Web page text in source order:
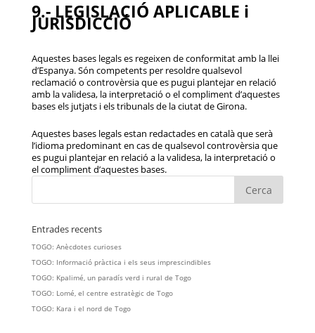
9.- LEGISLACIÓ APLICABLE i
JURISDICCIÓ
Aquestes bases legals es regeixen de conformitat amb la llei
d’Espanya. Són competents per resoldre qualsevol
reclamació o controvèrsia que es pugui plantejar en relació
amb la validesa, la interpretació o el compliment d’aquestes
bases els jutjats i els tribunals de la ciutat de Girona.
Aquestes bases legals estan redactades en català que serà
l’idioma predominant en cas de qualsevol controvèrsia que
es pugui plantejar en relació a la validesa, la interpretació o
el compliment d’aquestes bases.
Entrades recents
TOGO: Anècdotes curioses
TOGO: Informació pràctica i els seus imprescindibles
TOGO: Kpalimé, un paradís verd i rural de Togo
TOGO: Lomé, el centre estratègic de Togo
TOGO: Kara i el nord de Togo